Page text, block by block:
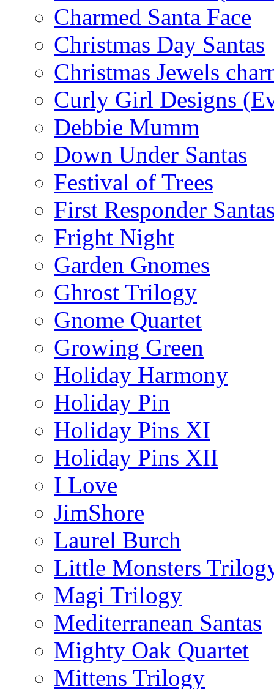
Charmed Santa Face
Christmas Day Santas
Christmas Jewels
Curly Girl Designs
Debbie Mumm
Down Under Santas
Festival of Trees
First Responder
Fright Night
Garden Gnomes
Ghrost Trilogy
Gnome Quartet
Growing Green
Holiday Harmony
Holiday Pin
Holiday Pins XI
Holiday Pins XII
I Love
JimShore
Laurel Burch
Little Monsters
Magi Trilogy
Mediterranean Santas
Mighty Oak Quartet
Mittens Trilogy